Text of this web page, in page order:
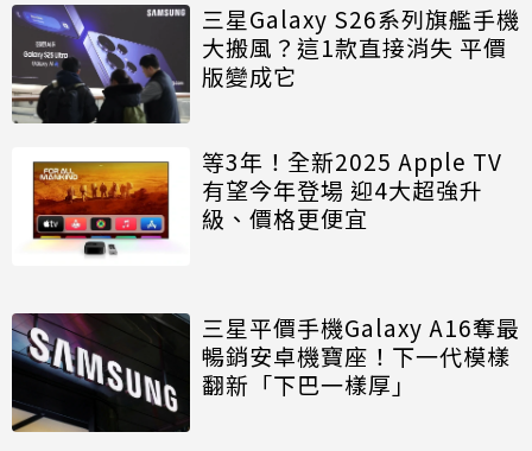
三星Galaxy S26系列旗艦手機
大搬風？這1款直接消失 平價
版變成它
等3年！全新2025 Apple TV
有望今年登場 迎4大超強升
級、價格更便宜
三星平價手機Galaxy A16奪最
暢銷安卓機寶座！下一代模樣
翻新「下巴一樣厚」